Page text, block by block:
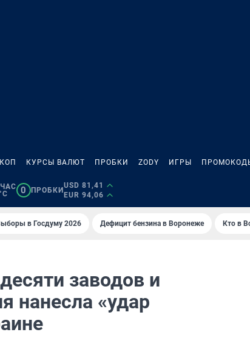
КУРСЫ ВАЛЮТ ПРОБКИ ZODY ИГРЫ
0 ПРОБКИ
USD 81,41
EUR 94,06
в Госдуму 2026 Дефицит бензина в Воронеже Кто в
заводов и
нанесла «удар